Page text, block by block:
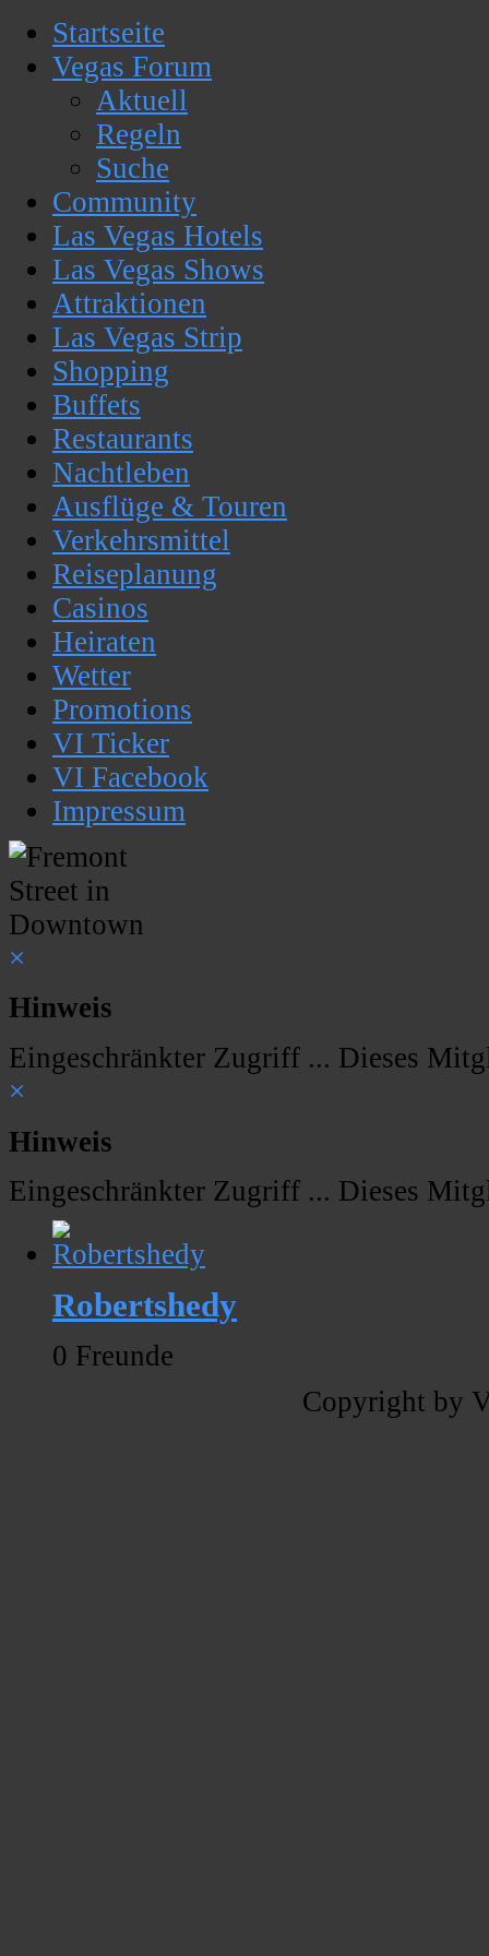
Startseite
Vegas Forum
Aktuell
Regeln
Suche
Community
Las Vegas Hotels
Las Vegas Shows
Attraktionen
Las Vegas Strip
Shopping
Buffets
Restaurants
Nachtleben
Ausflüge & Touren
Verkehrsmittel
Reiseplanung
Casinos
Heiraten
Wetter
Promotions
VI Ticker
VI Facebook
Impressum
×
Hinweis
Eingeschränkter Zugriff ... Dieses
×
Hinweis
Eingeschränkter Zugriff ... Dieses
Robertshedy
0 Freunde
Copyright by